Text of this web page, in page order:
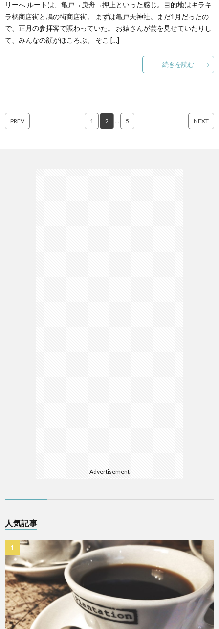
リーへ ルートは、亀戸→曳舟→押上といった感じ。目的地はキラキ
ラ橘商店街と鳩の街商店街。 まずは亀戸天神社。まだ1月だったの
で、正月の参拝客で賑わっていた。 お猿さんが芸を見せていたりし
て、みんなの顔がほころぶ。 そこ […]
続きを読む
PREV 1 2 … 5 NEXT
Advertisement
人気記事